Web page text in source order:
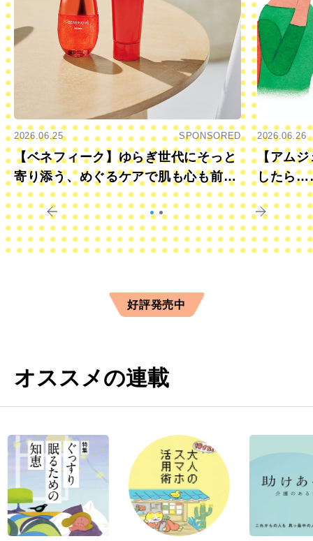
2026.06.25 SPONSORED
【ベネフィーク】ゆらぎ世代にそっと
寄り添う、めぐるケアで肌も心も前向
きに
2026.06.26
【アムジ
したら
すか？
好評発売中
オススメの連載